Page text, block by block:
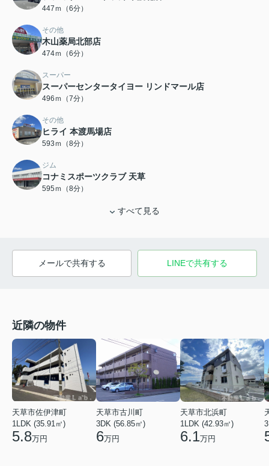
447ｍ（6分）
その他
木山薬局北部店
474ｍ（6分）
スーパー
スーパーセンタータイヨー リンドマール店
496ｍ（7分）
その他
ヒライ 本渡馬場店
593ｍ（8分）
ジム
コナミスポーツクラブ 天草
595ｍ（8分）
すべて見る
メールで共有する LINEで共有する
近隣の物件
天草市佐伊津町
1LDK (35.91㎡)
5.8万円
天草市古川町
3DK (56.85㎡)
6万円
天草市北浜町
1LDK (42.93㎡)
6.1万円